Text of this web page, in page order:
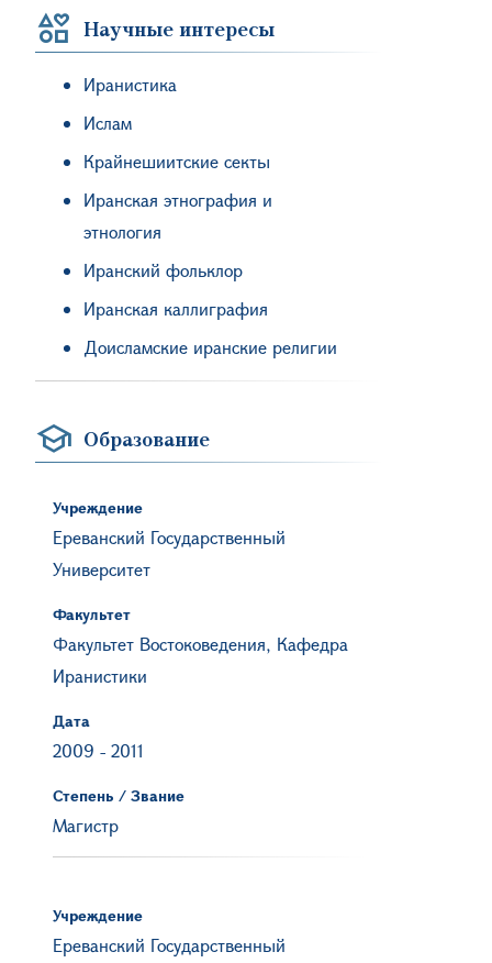
Научные интересы
Иранистика
Ислам
Крайнешиитские секты
Иранская этнография и
этнология
Иранский фольклор
Иранская каллиграфия
Доисламские иранские религии
Образование
Учреждение
Ереванский Государственный
Университет
Факультет
Факультет Востоковедения, Кафедра
Иранистики
Дата
2009 - 2011
Степень / Звание
Магистр
Учреждение
Ереванский Государственный